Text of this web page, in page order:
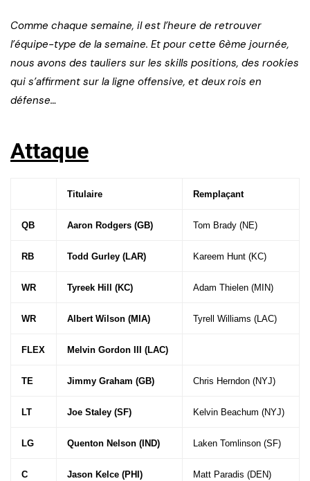
Comme chaque semaine, il est l’heure de retrouver
l’équipe-type de la semaine. Et pour cette 6ème journée,
nous avons des tauliers sur les skills positions, des rookies
qui s’affirment sur la ligne offensive, et deux rois en
défense…
Attaque
Titulaire Remplaçant
QB Aaron Rodgers (GB) Tom Brady (NE)
RB Todd Gurley (LAR) Kareem Hunt (KC)
WR Tyreek Hill (KC) Adam Thielen (MIN)
WR Albert Wilson (MIA) Tyrell Williams (LAC)
FLEX Melvin Gordon III (LAC)
TE Jimmy Graham (GB) Chris Herndon (NYJ)
LT Joe Staley (SF) Kelvin Beachum (NYJ)
LG Quenton Nelson (IND) Laken Tomlinson (SF)
C Jason Kelce (PHI) Matt Paradis (DEN)